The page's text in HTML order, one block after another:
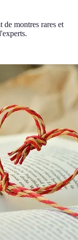
de montres rares et